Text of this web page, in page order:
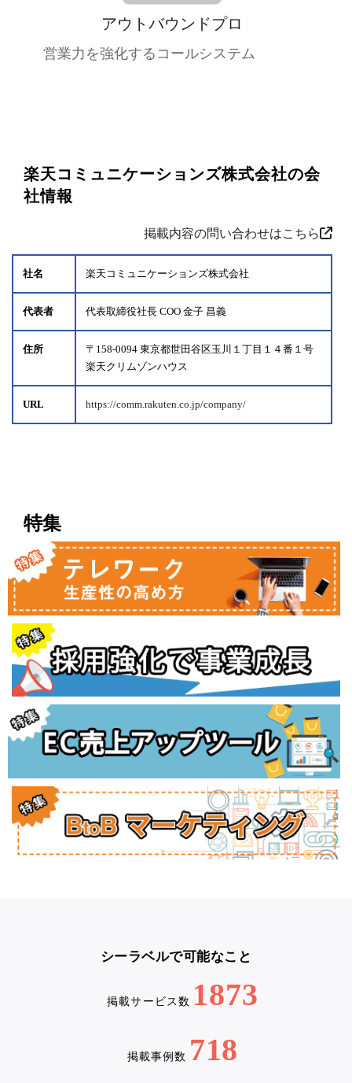
アウトバウンドプロ
営業力を強化するコールシステム
楽天コミュニケーションズ株式会社の会
社情報
掲載内容の問い合わせはこちら
社名 楽天コミュニケーションズ株式会社
代表者 代表取締役社長 COO 金子 昌義
住所
〒158-0094 東京都世田谷区玉川１丁目１４番１号
楽天クリムゾンハウス
URL https://comm.rakuten.co.jp/company/
特集
シーラベルで可能なこと
掲載サービス数 1873
掲載事例数 718